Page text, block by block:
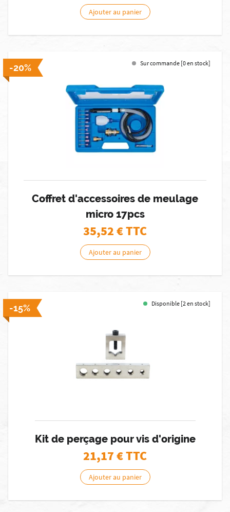
Ajouter au panier
-20% Sur commande [0 en stock]
Coffret d'accessoires de meulage
micro 17pcs
35,52€ TTC
Ajouter au panier
-15% Disponible [2 en stock]
Kit de perçage pour vis d'origine
21,17€ TTC
Ajouter au panier